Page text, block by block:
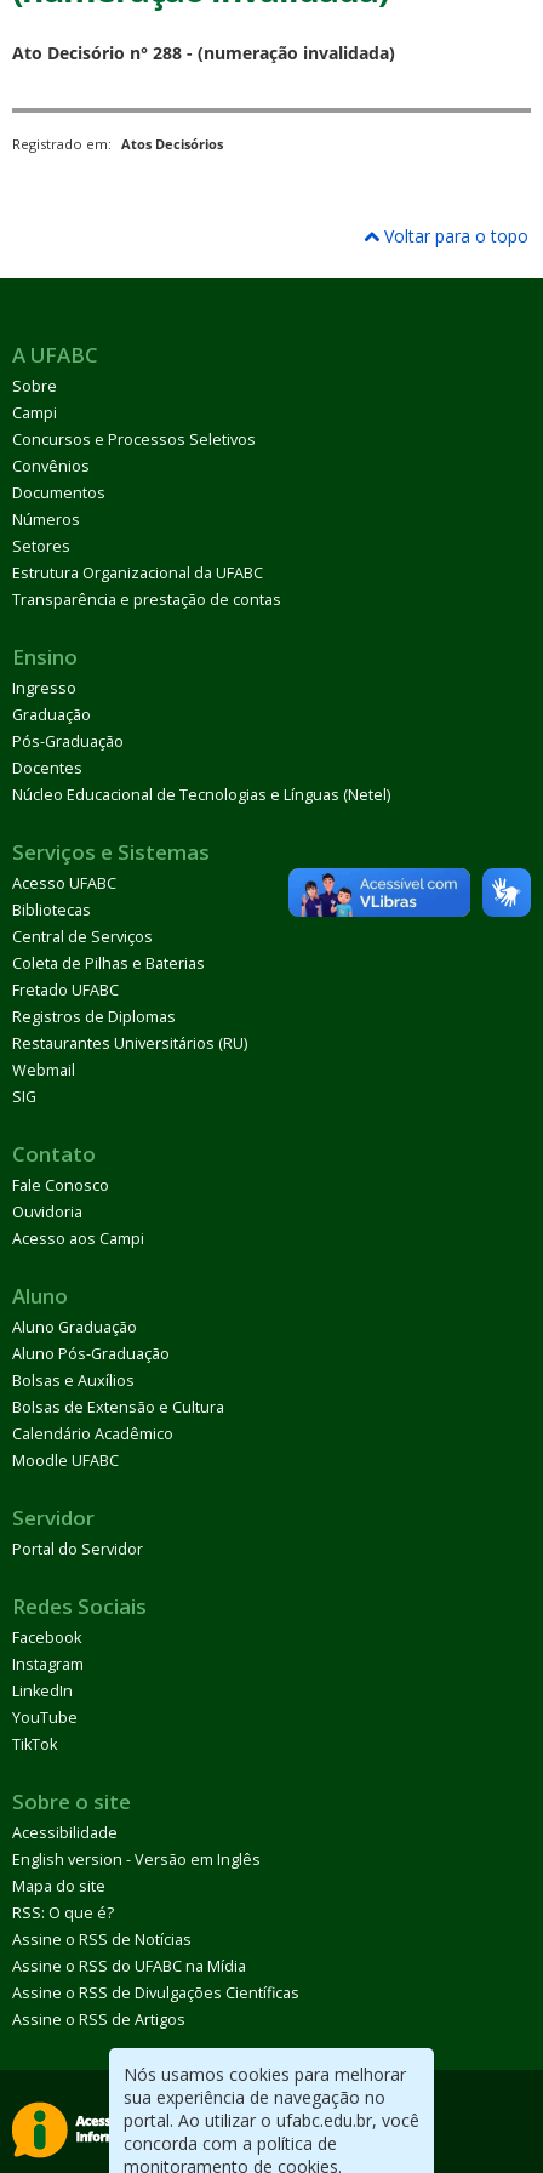
Nós usamos cookies para melhorar
sua experiência de navegação no
portal. Ao utilizar o ufabc.edu.br, você
concorda com a política de
monitoramento de cookies.
Ato Decisório n° 288 - (numeração invalidada)
Registrado em: Atos Decisórios
Voltar para o topo
A UFABC
Sobre
Campi
Concursos e Processos Seletivos
Convênios
Documentos
Números
Setores
Estrutura Organizacional da UFABC
Transparência e prestação de contas
Ensino
Ingresso
Graduação
Pós-Graduação
Docentes
Núcleo Educacional de Tecnologias e Línguas (Netel)
Serviços e Sistemas
Acesso UFABC
Bibliotecas
Central de Serviços
Coleta de Pilhas e Baterias
Fretado UFABC
Registros de Diplomas
Restaurantes Universitários (RU)
Webmail
SIG
Contato
Fale Conosco
Ouvidoria
Acesso aos Campi
Aluno
Aluno Graduação
Aluno Pós-Graduação
Bolsas e Auxílios
Bolsas de Extensão e Cultura
Calendário Acadêmico
Moodle UFABC
Servidor
Portal do Servidor
Redes Sociais
Facebook
Instagram
LinkedIn
YouTube
TikTok
Sobre o site
Acessibilidade
English version - Versão em Inglês
Mapa do site
RSS: O que é?
Assine o RSS de Notícias
Assine o RSS do UFABC na Mídia
Assine o RSS de Divulgações Científicas
Assine o RSS de Artigos